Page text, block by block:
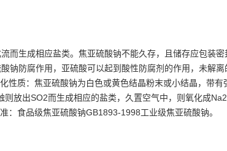
而生成相应盐类。焦亚硫酸钠不能久存，且储存应包装密
钠防腐作用，亚硫酸可以起到酸性防腐剂的作用，未解
性质：焦亚硫酸钠为白色或黄色结晶粉末或小结晶，带有
放出SO2而生成相应的盐类，久置空气中，则氧化成
：食品级焦亚硫酸钠GB1893-1998工业级焦亚硫酸钠。